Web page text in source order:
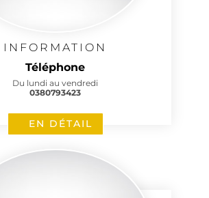
INFORMATION
Téléphone
Du lundi au vendredi
0380793423
EN DÉTAIL